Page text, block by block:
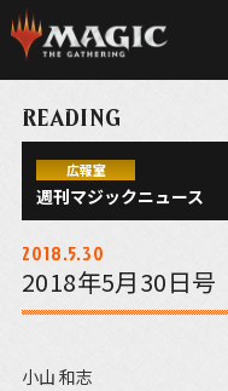
READING
広報室
週刊マジックニュース
2018.5.30
2018年5月30日号
小山 和志